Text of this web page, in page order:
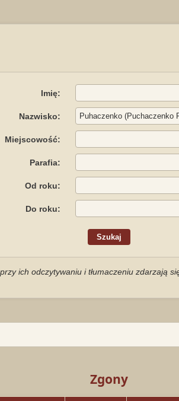
Imię:
Nazwisko:
Miejscowość:
Parafia:
Od roku:
Do roku:
ich odczytywaniu i tłumaczeniu zdarzają
Zgony